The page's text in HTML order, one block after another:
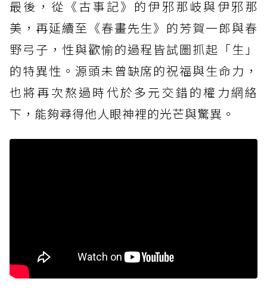
最後，從《古事記》的伊邪那岐與伊邪那
美，再延續至《春畫先生》的芳賀一郎與春
野弓子，性與歡愉的過程皆試圖抓起「生」
的特異性。源頭未曾缺席的祝福與生命力，
也將再次熬過時代於多元交錯的權力網絡
下，能夠尋得他人眼神裡的光芒與驚異。